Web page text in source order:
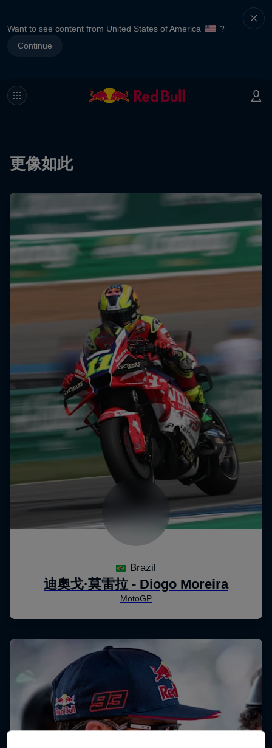
Want to see content from United States of America
?
Continue
更像如此